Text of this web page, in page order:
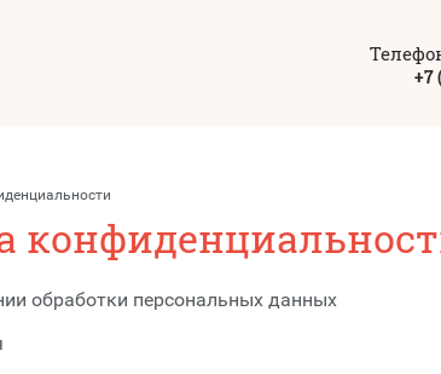
Фотогалерея
Карта проезда
+7
обработки персональных данных